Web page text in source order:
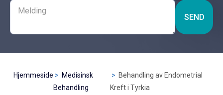
SEND
Hjemmeside
Medisinsk
Behandling
Behandling av Endometrial
Kreft i Tyrkia